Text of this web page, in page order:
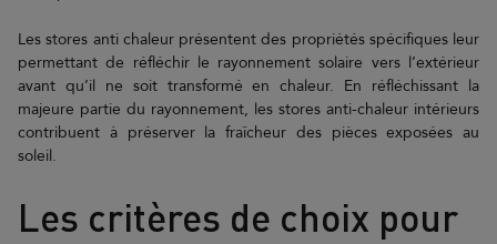
Les stores anti chaleur présentent des propriétés spécifiques leur
permettant de réfléchir le rayonnement solaire vers l’extérieur
avant qu’il ne soit transformé en chaleur. En réfléchissant la
majeure partie du rayonnement, les stores anti-chaleur intérieurs
contribuent à préserver la fraîcheur des pièces exposées au
soleil.
Les critères de choix pour